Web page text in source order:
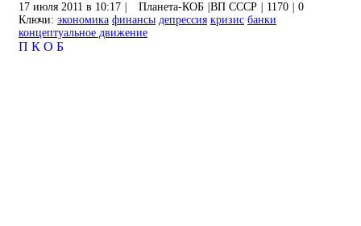
17 июля 2011 в 10:17 Планета-КОБ ВП СССР 1170
0
Ключи: экономика финансы депрессия кризис банки
концептуальное движение
П К О Б